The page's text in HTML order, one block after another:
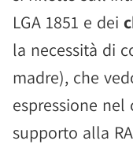
LGA 1851 e dei
la necessità di
madre), che
espressione nel
supporto alla